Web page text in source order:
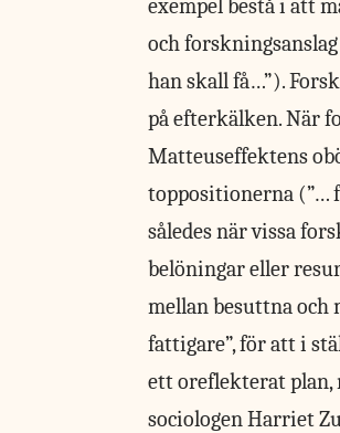
exempel bestå i att
och
han skall få…”).
på efterkälken. När
Matteuseffektens
toppositionerna (”…
således när vissa
belöningar eller
mellan besuttna och
fattigare”, för att i
ett oreflekterat plan,
sociologen Harriet